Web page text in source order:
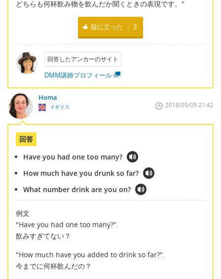
どちらも何杯飲み物を飲んだか聞くときの表現です。"
役に立った 3
回答したアンカーのサイト
DMM講師プロフィール
Homa
イギリス 2018/05/05 21:42
回答
Have you had one too many?
How much have you drunk so far?
What number drink are you on?
例文
"Have you had one too many?".
飲みすぎてない？
"How much have you added to drink so far?".
今までに何杯飲んだの？